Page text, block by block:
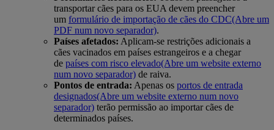
transportar cães para os EUA devem preencher
um formulário de importação de cães do CDC(Abre um
PDF num novo separador).
Países afetados: Aplicam-se restrições adicionais a
cães vacinados em países estrangeiros e a chegar
de países com risco elevado(Abre um website externo
num novo separador) de raiva.
Pontos de entrada: Apenas os portos de entrada
designados(Abre um website externo num novo
separador) terão permissão ao importar cães de
determinados países.